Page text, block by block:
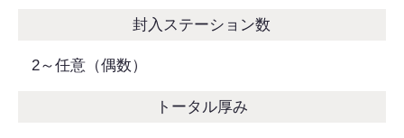
封入ステーション数
2～任意（偶数）
トータル厚み